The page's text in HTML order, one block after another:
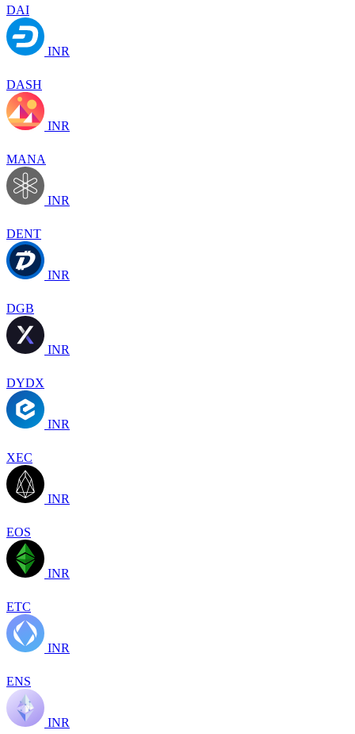
DAI
INR
DASH
INR
MANA
INR
DENT
INR
DGB
INR
DYDX
INR
XEC
INR
EOS
INR
ETC
INR
ENS
INR